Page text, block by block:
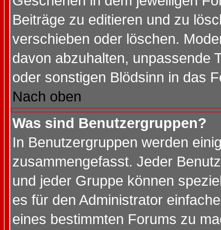
Beiträge zu editieren und zu
verschieben oder löschen.
davon abzuhalten, unpassende
oder sonstigen Blödsinn in das
Nach oben
Was sind Benutzergruppen?
In Benutzergruppen werden
zusammengefasst. Jeder
und jeder Gruppe können
es für den Administrator
eines bestimmten Forums zu